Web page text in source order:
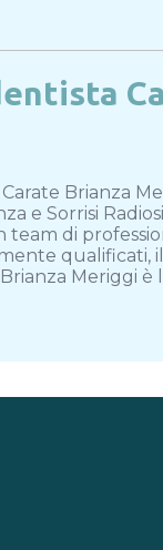
Brianza
e Sorrisi
team di
qualificati,
Meriggi è